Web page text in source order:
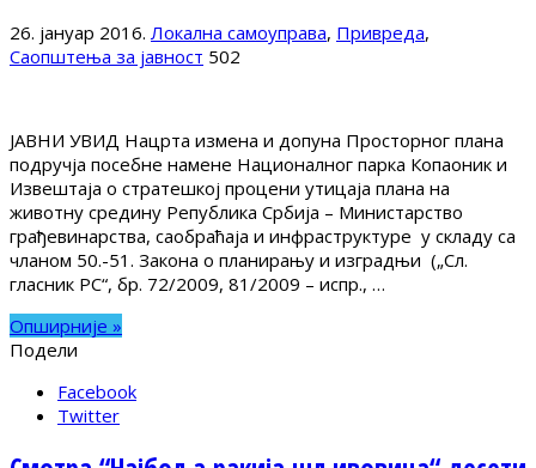
26. јануар 2016. Локална самоуправа, Привреда,
Саопштења за јавност 502
ЈАВНИ УВИД Нацрта измена и допуна Просторног плана
подручја посебне намене Националног парка Копаоник и
Извештаја о стратешкој процени утицаја плана на
животну средину Република Србија – Министарство
грађевинарства, саобраћаја и инфраструктуре у складу са
чланом 50.-51. Закона о планирању и изградњи („Сл.
гласник РС“, бр. 72/2009, 81/2009 – испр., …
Опширније »
Подели
Facebook
Twitter